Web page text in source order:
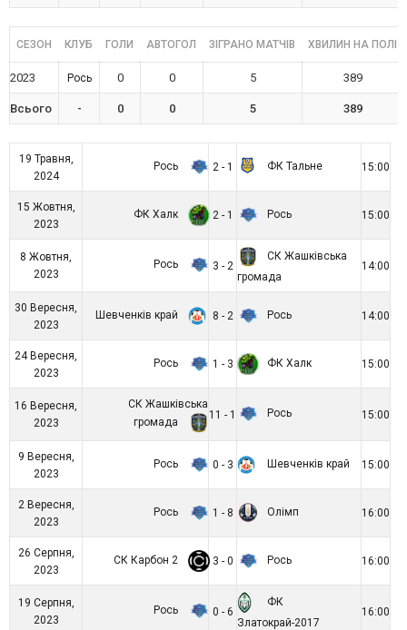
СЕЗОН КЛУБ ГОЛИ АВТОГОЛ ЗІГРАНО МАТЧІВ ХВИЛИН НА ПОЛІ
2023 Рось 0 0 5 389
Всього - 0 0 5 389
19 Травня,
2024
Рось 2 - 1 ФК Тальне 15:00
15 Жовтня,
2023
ФК Халк 2 - 1 Рось 15:00
8 Жовтня,
2023
Рось 3 - 2
СК Жашківська
громада
14:00
30 Вересня,
2023
Шевченків край 8 - 2 Рось 14:00
24 Вересня,
2023
Рось 1 - 3 ФК Халк 15:00
16 Вересня,
2023
СК Жашківська
громада
11 - 1 Рось 15:00
9 Вересня,
2023
Рось 0 - 3 Шевченків край 15:00
2 Вересня,
2023
Рось 1 - 8 Олімп 16:00
26 Серпня,
2023
СК Карбон 2 3 - 0 Рось 16:00
19 Серпня,
2023
Рось 0 - 6
ФК
Златокрай-2017
16:00